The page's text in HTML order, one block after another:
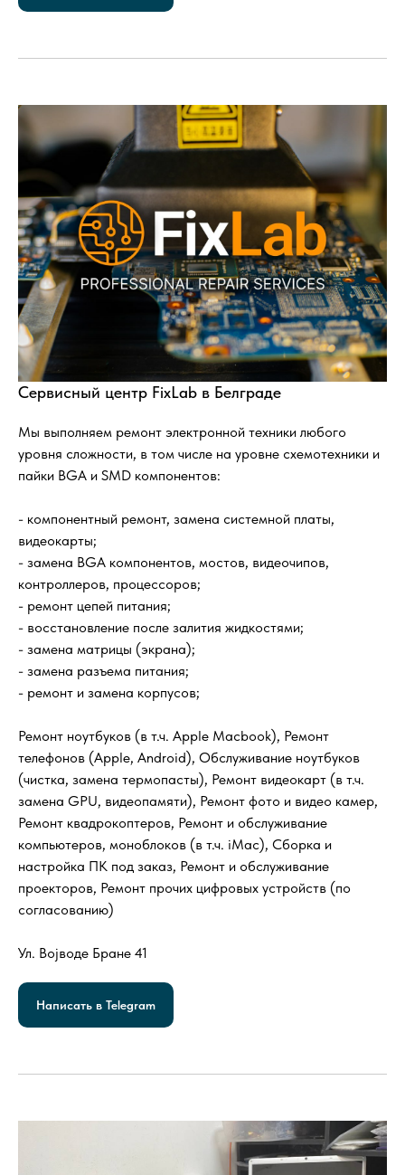
Сервисный центр FixLab в Белграде
Мы выполняем ремонт электронной техники любого
уровня сложности, в том числе на уровне схемотехники и
пайки BGA и SMD компонентов:
- компонентный ремонт, замена системной платы,
видеокарты;
- замена BGA компонентов, мостов, видеочипов,
контроллеров, процессоров;
- ремонт цепей питания;
- восстановление после залития жидкостями;
- замена матрицы (экрана);
- замена разъема питания;
- ремонт и замена корпусов;
Ремонт ноутбуков (в т.ч. Apple Macbook), Ремонт
телефонов (Apple, Android), Обслуживание ноутбуков
(чистка, замена термопасты), Ремонт видеокарт (в т.ч.
замена GPU, видеопамяти), Ремонт фото и видео камер,
Ремонт квадрокоптеров, Ремонт и обслуживание
компьютеров, моноблоков (в т.ч. iMac), Сборка и
настройка ПК под заказ, Ремонт и обслуживание
проекторов, Ремонт прочих цифровых устройств (по
согласованию)
Ул. Војводе Бране 41
Написать в Telegram